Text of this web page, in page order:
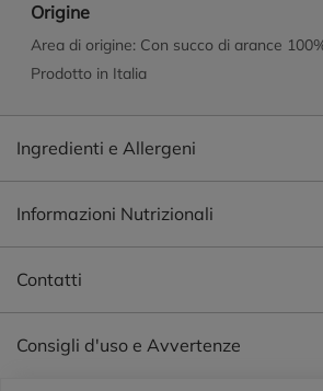
Origine
Area di origine: Con succo di arance
Prodotto in Italia
Ingredienti e Allergeni
Informazioni Nutrizionali
Contatti
Consigli d'uso e Avvertenze